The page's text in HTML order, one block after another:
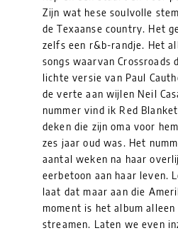
Zijn wat hese soulvolle
de Texaanse country. Het
zelfs een r&b-randje. Het
songs waarvan Crossroads
lichte versie van Paul
de verte aan wijlen Neil
nummer vind ik Red
deken die zijn oma voor
zes jaar oud was. Het
aantal weken na haar
eerbetoon aan haar leven.
laat dat maar aan die
moment is het album
streamen. Laten we even